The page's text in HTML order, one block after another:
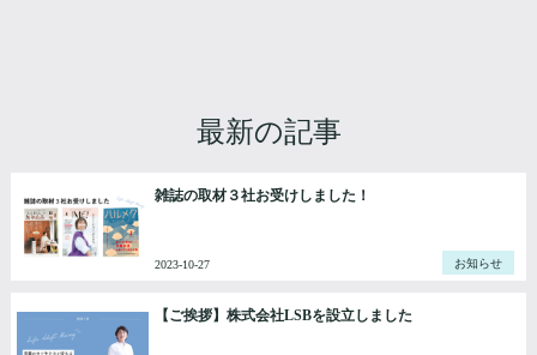
最新の記事
雑誌の取材３社お受けしました！
2023-10-27 お知らせ
【ご挨拶】株式会社LSBを設立しました